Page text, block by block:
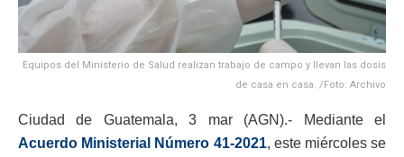
Equipos del Ministerio de Salud realizan trabajo de campo y llevan las dosis
de casa en casa. /Foto: Archivo
Ciudad de Guatemala, 3 mar (AGN).- Mediante el
Acuerdo Ministerial Número 41-2021, este miércoles se